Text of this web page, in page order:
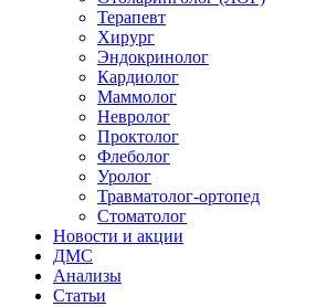
Терапевт
Хирург
Эндокринолог
Кардиолог
Маммолог
Невролог
Проктолог
Флеболог
Уролог
Травматолог-ортопед
Стоматолог
Новости и акции
ДМС
Анализы
Статьи